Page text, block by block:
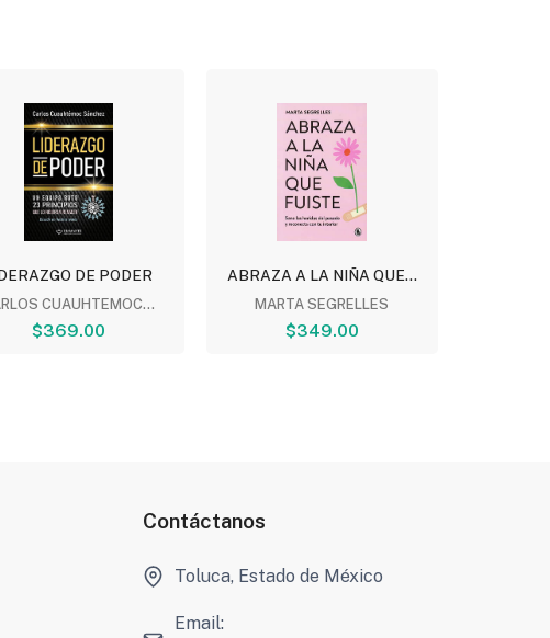
DE PODER
CUAUHTEMOC...
$369.00
ABRAZA A LA NIÑA QUE...
MARTA SEGRELLES
$349.00
Contáctanos
Toluca, Estado de México
Email: